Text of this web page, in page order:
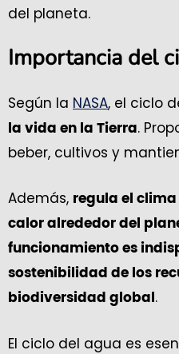
del planeta.
Importancia del
Según la NASA, el ciclo
la vida en la Tierra.
beber, cultivos y
Además, regula el
calor alrededor del
funcionamiento es
sostenibilidad de los
biodiversidad global .
El ciclo del agua es